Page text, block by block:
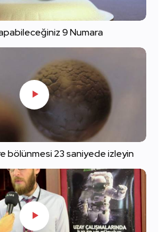
9 Numara
bölünmesi 23 saniyede izleyin